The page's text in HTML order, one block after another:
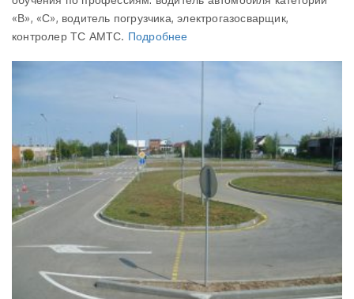
«В», «С», водитель погрузчика, электрогазосварщик,
контролер ТС АМТС. Подробнее